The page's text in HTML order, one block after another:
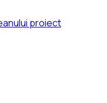
proiect